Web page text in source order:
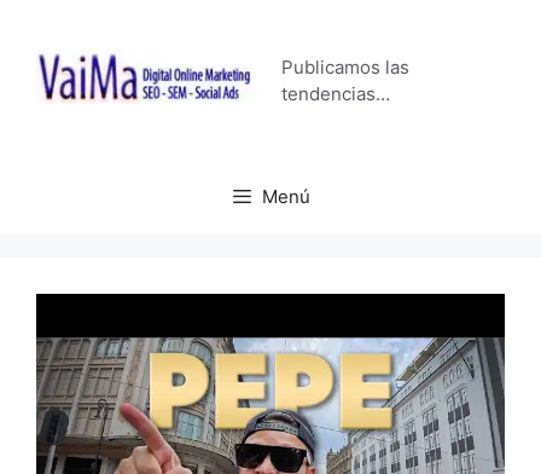
contenido
Publicamos las
tendencias…
Menú